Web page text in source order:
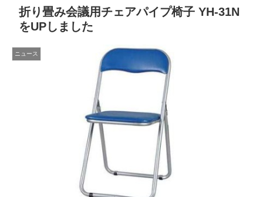
折り畳み会議用チェアパイプ椅子 YH-31N
をUPしました
ニュース